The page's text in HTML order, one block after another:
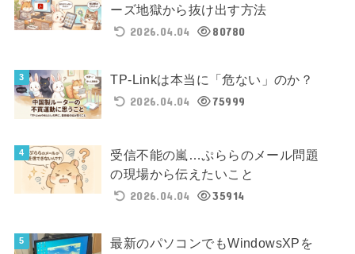
ーズ地獄から抜け出す方法
2026.04.04
80780
TP-Linkは本当に「危ない」のか？
2026.04.04
75999
受信不能の嵐…ぷららのメール問題
の現場から伝えたいこと
2026.04.04
35914
最新のパソコンでもWindowsXPを